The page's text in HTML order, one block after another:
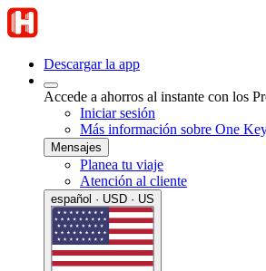
Descargar la app
Accede a ahorros al instante con los
Iniciar sesión
Más información sobre One
Mensajes
Planea tu viaje
Atención al cliente
español · USD · US